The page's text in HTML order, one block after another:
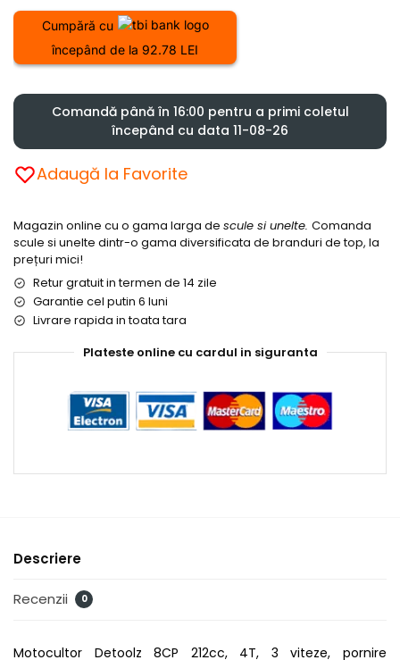
Cumpără cu
începând de la 92.78 LEI
Comandă până în 16:00 pentru a primi coletul
începând cu data 11-08-26
Adaugă la Favorite
Magazin online cu o gama larga de scule si unelte. Comanda
scule si unelte dintr-o gama diversificata de branduri de top, la
prețuri mici!
Retur gratuit in termen de 14 zile
Garantie cel putin 6 luni
Livrare rapida in toata tara
Plateste online cu cardul in siguranta
Descriere
Recenzii 0
Motocultor Detoolz 8CP 212cc, 4T, 3 viteze, pornire